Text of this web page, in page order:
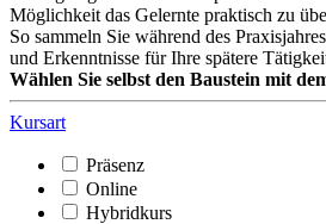
Möglichkeit das Gelernte praktisch zu
So sammeln Sie während des
und Erkenntnisse für Ihre spätere
Wählen Sie selbst den Baustein mit
Kursart
Präsenz
Online
Hybridkurs